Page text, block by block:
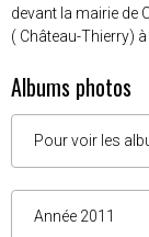
devant la mairie de
( Château-Thierry) à
Albums photos
Pour voir les
Année 2011